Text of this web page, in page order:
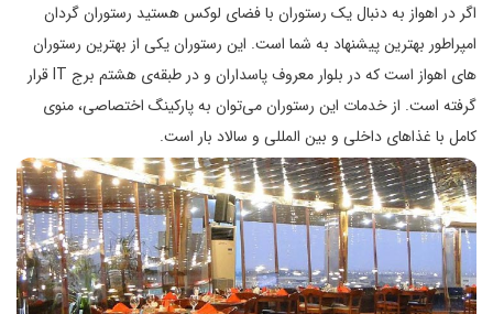
اگر در اهواز به دنبال یک رستوران با فضای لوکس هستید رستوران گردان
امپراطور بهترین پیشنهاد به شما است. این رستوران یکی از بهترین رستوران
های اهواز است که در بلوار معروف پاسداران و در طبقه‌ی هشتم برج IT قرار
گرفته است. از خدمات این رستوران می‌توان به پارکینگ اختصاصی، منوی
کامل با غذاهای داخلی و بین المللی و سالاد بار است.